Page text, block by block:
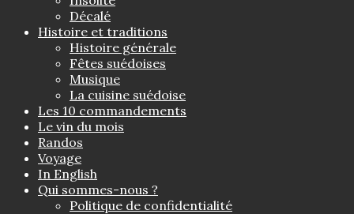
Décalé
Histoire et traditions
Histoire générale
Fêtes suédoises
Musique
La cuisine suédoise
Les 10 commandements
Le vin du mois
Randos
Voyage
In English
Qui sommes-nous ?
Politique de confidentialité